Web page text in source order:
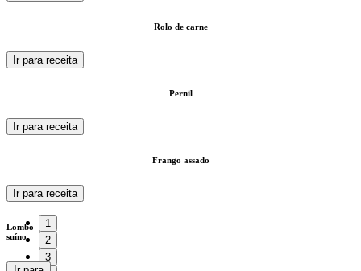
Rolo de carne
Ir para receita
Pernil
Ir para receita
Frango assado
Ir para receita
Lombo
suíno
1
2
3